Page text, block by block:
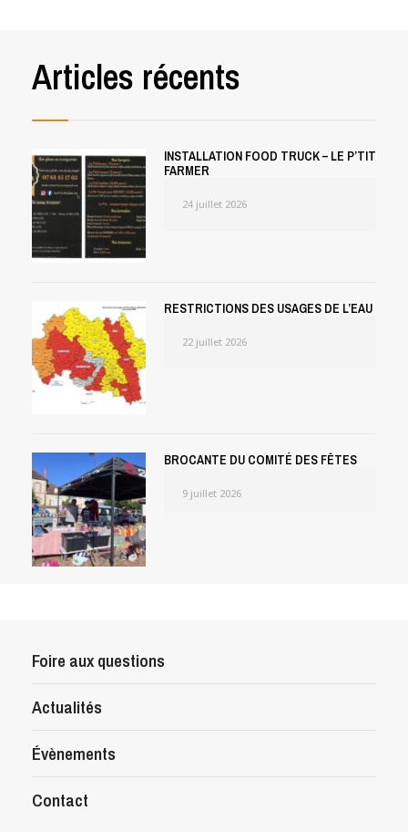
Articles récents
INSTALLATION FOOD TRUCK – LE P’TIT
FARMER
24 juillet 2026
RESTRICTIONS DES USAGES DE L’EAU
22 juillet 2026
BROCANTE DU COMITÉ DES FÊTES
9 juillet 2026
Foire aux questions
Actualités
Évènements
Contact